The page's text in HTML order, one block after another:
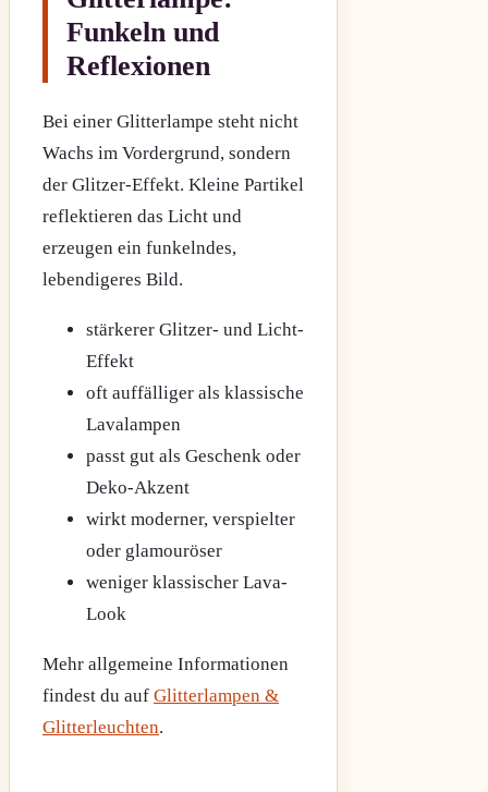
Funkeln und
Reflexionen
Bei einer Glitterlampe steht nicht
Wachs im Vordergrund, sondern
der Glitzer-Effekt. Kleine Partikel
reflektieren das Licht und
erzeugen ein funkelndes,
lebendigeres Bild.
stärkerer Glitzer- und Licht-
Effekt
oft auffälliger als klassische
Lavalampen
passt gut als Geschenk oder
Deko-Akzent
wirkt moderner, verspielter
oder glamouröser
weniger klassischer Lava-
Look
Mehr allgemeine Informationen
findest du auf Glitterlampen &
Glitterleuchten.